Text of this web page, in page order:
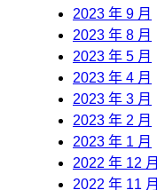
2023 年 9 月
2023 年 8 月
2023 年 5 月
2023 年 4 月
2023 年 3 月
2023 年 2 月
2023 年 1 月
2022 年 12 月
2022 年 11 月